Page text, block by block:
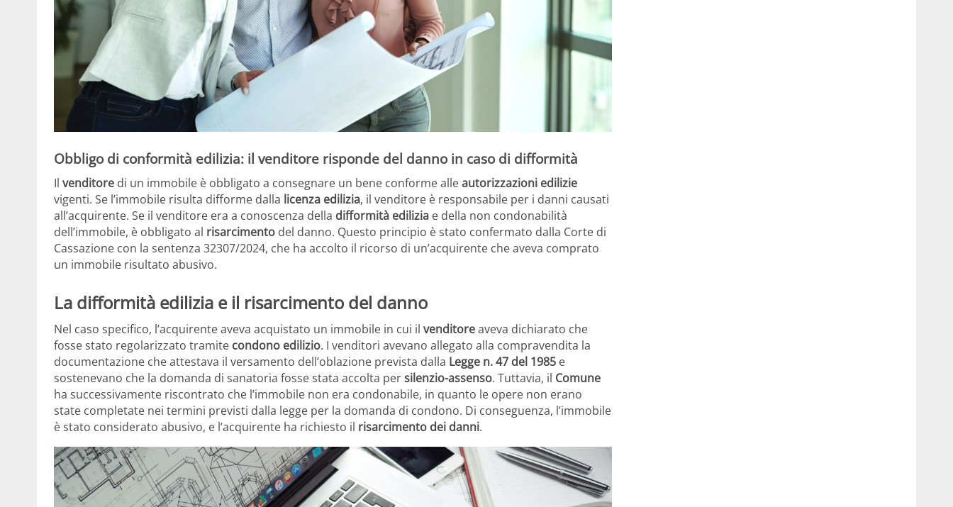
Obbligo di conformità edilizia: il venditore risponde del danno in caso di difformità
Il venditore di un immobile è obbligato a consegnare un bene conforme alleautorizzazioni edilizie
vigenti. Se l’immobile risulta difforme dalla licenza edilizia, il venditore è responsabile per i danni causati
all’acquirente. Se il venditore era a conoscenza della difformità edilizia e della non condonabilità
dell’immobile, è obbligato al risarcimento del danno. Questo principio è stato confermato dalla Corte di
Cassazione con la sentenza 32307/2024, che ha accolto il ricorso di un’acquirente che aveva comprato
un immobile risultato abusivo.
La difformità edilizia e il risarcimento del danno
Nel caso specifico, l’acquirente aveva acquistato un immobile in cui il venditoreaveva dichiarato che
fosse stato regolarizzato tramite condono edilizio. I venditori avevano allegato alla compravendita la
documentazione che attestava il versamento dell’oblazione prevista dalla Legge n. 47 del 1985 e
sostenevano che la domanda di sanatoria fosse stata accolta persilenzio-assenso. Tuttavia, il Comune
ha successivamente riscontrato che l’immobile non era condonabile, in quanto le opere non erano
state completate nei termini previsti dalla legge per la domanda di condono. Di conseguenza, l’immobile
è stato considerato abusivo, e l’acquirente ha richiesto il risarcimento dei danni.